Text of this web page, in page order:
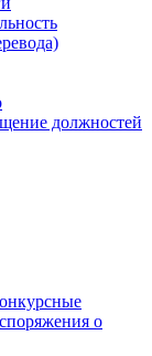
должностей
о